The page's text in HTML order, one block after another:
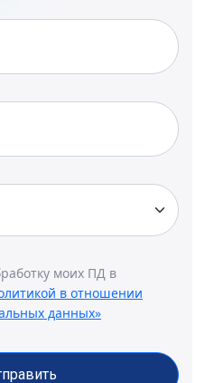
моих ПД в
в отношении
данных»